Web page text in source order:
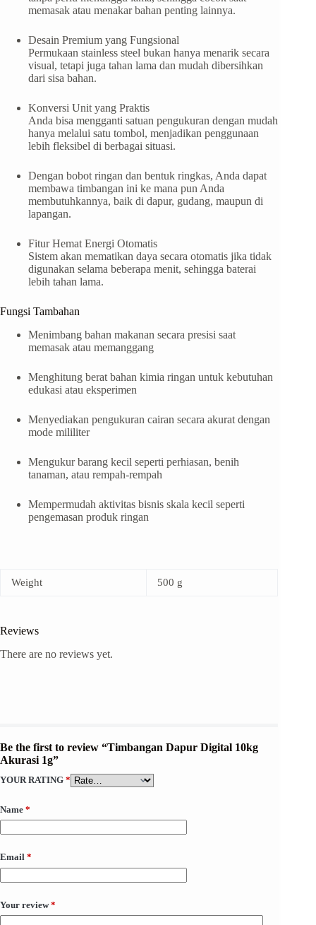
memasak atau menakar bahan penting lainnya.
Desain Premium yang Fungsional
Permukaan stainless steel bukan hanya menarik secara
visual, tetapi juga tahan lama dan mudah dibersihkan
dari sisa bahan.
Konversi Unit yang Praktis
Anda bisa mengganti satuan pengukuran dengan mudah
hanya melalui satu tombol, menjadikan penggunaan
lebih fleksibel di berbagai situasi.
Dengan bobot ringan dan bentuk ringkas, Anda dapat
membawa timbangan ini ke mana pun Anda
membutuhkannya, baik di dapur, gudang, maupun di
lapangan.
Fitur Hemat Energi Otomatis
Sistem akan mematikan daya secara otomatis jika tidak
digunakan selama beberapa menit, sehingga baterai
lebih tahan lama.
Fungsi Tambahan
Menimbang bahan makanan secara presisi saat
memasak atau memanggang
Menghitung berat bahan kimia ringan untuk kebutuhan
edukasi atau eksperimen
Menyediakan pengukuran cairan secara akurat dengan
mode mililiter
Mengukur barang kecil seperti perhiasan, benih
tanaman, atau rempah-rempah
Mempermudah aktivitas bisnis skala kecil seperti
pengemasan produk ringan
Weight 500 g
Reviews
There are no reviews yet.
Be the first to review “Timbangan Dapur Digital 10kg
Akurasi 1g”
YOUR RATING *
Name *
Email *
Your review*